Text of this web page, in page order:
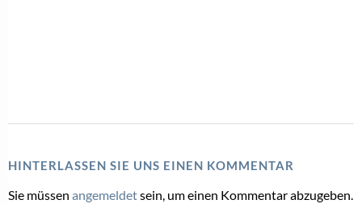
HINTERLASSEN SIE UNS EINEN KOMMENTAR
Sie müssen angemeldetsein, um einen Kommentar abzugeben.